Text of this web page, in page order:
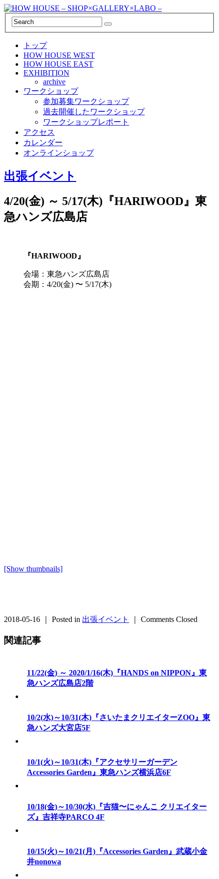
トップ
HOW HOUSE WEST
HOW HOUSE EAST
EXHIBITION
archive
ワークショップ
参加募集ワークショップ
過去開催したワークショップ
ワークショップレポート
アクセス
カレンダー
オンラインショップ
出張イベント
4/20(金) ～ 5/17(木)『HARIWOOD』東
急ハンズ広島店
『HARIWOOD』
会場：東急ハンズ広島店
会期：4/20(金) 〜 5/17(木)
[Show thumbnails]
2018-05-16 ｜ Posted in 出張イベント Comments Closed
関連記事
11/22(金) ～ 2020/1/16(木)『HANDS on NIPPON』東
急ハンズ広島店2階
10/2(水)～10/31(木)『さいたまクリエイターZOO』東
急ハンズ大宮店5F
10/1(火)～10/31(木)『アクセサリーガーデン
Accessories Garden』東急ハンズ横浜店6F
10/18(金)～10/30(水)『吉猫〜にゃんこ クリエイター
ズ』吉祥寺PARCO 4F
10/15(火)～10/21(月)『Accessories Garden』武蔵小金
井nonowa